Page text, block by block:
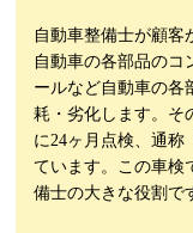
自動車整備士が顧客
自動車の各部品のコ
ールなど自動車の各
耗・劣化します。そ
に24ヶ月点検、通称
ています。この車検
備士の大きな役割で